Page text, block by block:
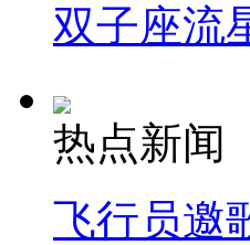
双子座流
热点新闻
飞行员邀